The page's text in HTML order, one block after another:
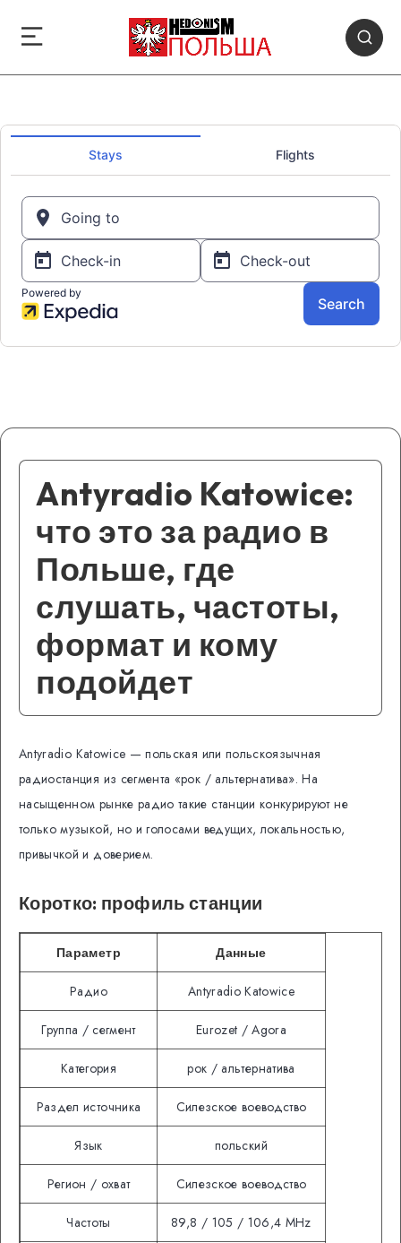
Antyradio Katowice:
что это за радио в
Польше, где
слушать, частоты,
формат и кому
подойдет
Antyradio Katowice — польская или польскоязычная
радиостанция из сегмента «рок / альтернатива». На
насыщенном рынке радио такие станции конкурируют не
только музыкой, но и голосами ведущих, локальностью,
привычкой и доверием.
Коротко: профиль станции
Параметр Данные
Радио Antyradio Katowice
Группа / сегмент Eurozet / Agora
Категория рок / альтернатива
Раздел источника Силезское воеводство
Язык польский
Регион / охват Силезское воеводство
Частоты 89,8 / 105 / 106,4 MHz